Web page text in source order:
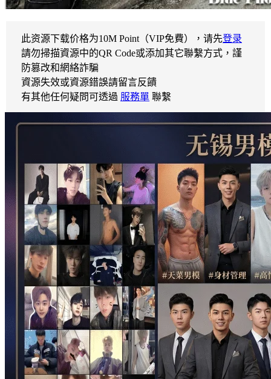
此资源下载价格为10M Point（VIP免費），请先登录
請勿掃描資源中的QR Code或添加其它聯繫方式，謹
防篡改和網絡詐騙
資源失效或資源錯誤請留言反饋
有其他任何疑問可透過 服務單 聯繫